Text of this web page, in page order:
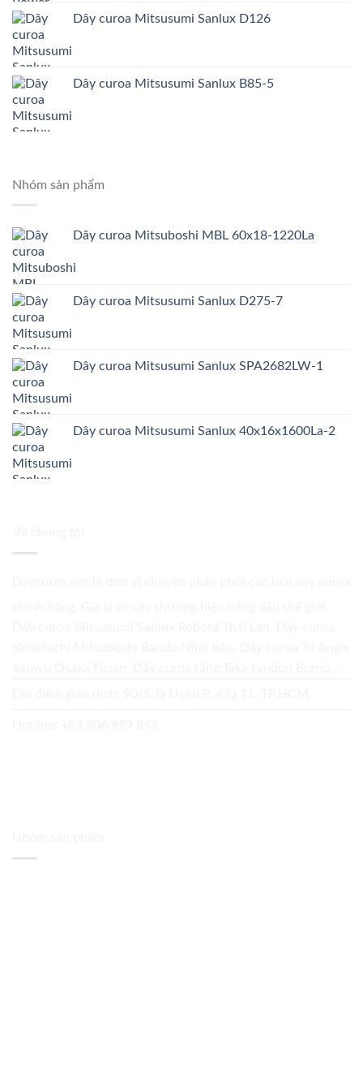
Dây curoa Mitsusumi Sanlux D126
Dây curoa Mitsusumi Sanlux B85-5
Nhóm sản phẩm
Dây curoa Mitsuboshi MBL 60x18-1220La
Dây curoa Mitsusumi Sanlux D275-7
Dây curoa Mitsusumi Sanlux SPA2682LW-1
Dây curoa Mitsusumi Sanlux 40x16x1600La-2